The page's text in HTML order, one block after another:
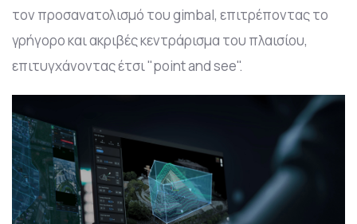
τον προσανατολισμό του gimbal, επιτρέποντας το
γρήγορο και ακριβές κεντράρισμα του πλαισίου,
επιτυγχάνοντας έτσι "point and see".